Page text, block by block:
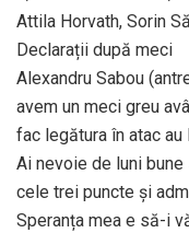
Attila Horvath, Sorin
Declarații după meci
Alexandru Sabou
avem un meci greu
fac legătura în atac
Ai nevoie de luni
cele trei puncte și
Speranța mea e să-i